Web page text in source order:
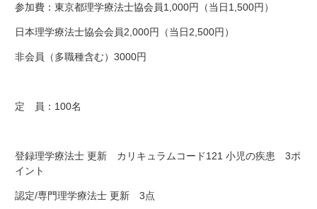
参加費：東京都理学療法士協会員1,000円（当日1,500円）
日本理学療法士協会会員2,000円（当日2,500円）
非会員（多職種含む）3000円
定 員：100名
登録理学療法士 更新 カリキュラムコード121 小児の疾患 3ポ
イント
認定/専門理学療法士 更新 3点